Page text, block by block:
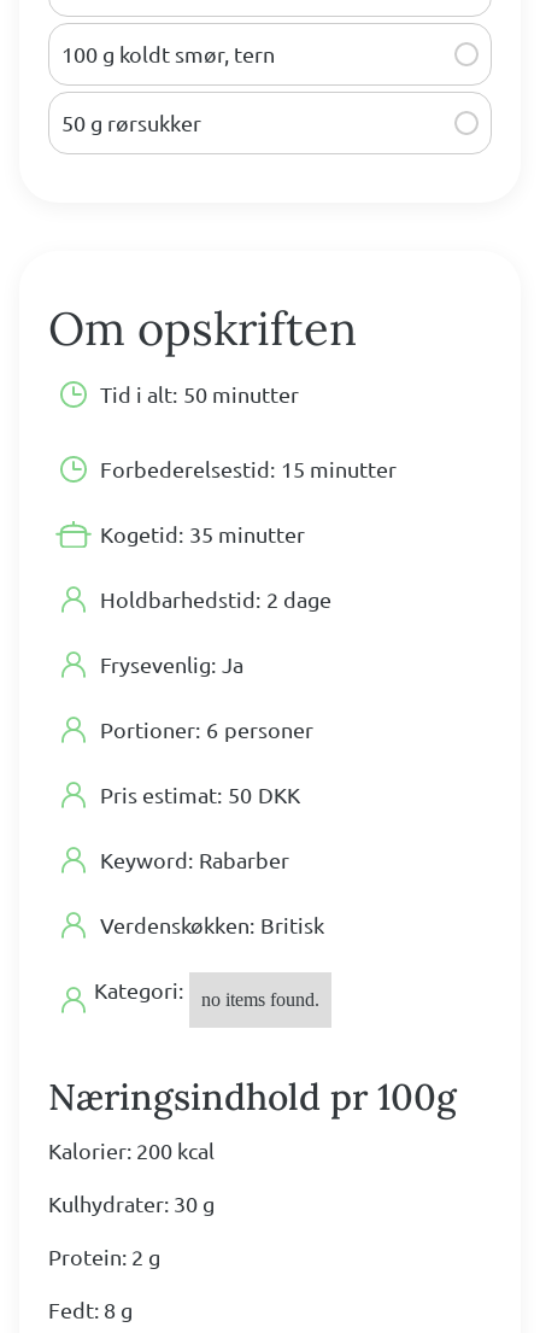
100 g koldt smør, tern
50 g rørsukker
Om opskriften
Tid i alt: 50 minutter
Forbederelsestid: 15 minutter
Kogetid: 35 minutter
Holdbarhedstid: 2 dage
Frysevenlig: Ja
Portioner: 6 personer
Pris estimat: 50 DKK
Keyword: Rabarber
Verdenskøkken: Britisk
Kategori: no items found.
Næringsindhold pr 100g
Kalorier: 200 kcal
Kulhydrater: 30 g
Protein: 2 g
Fedt: 8 g